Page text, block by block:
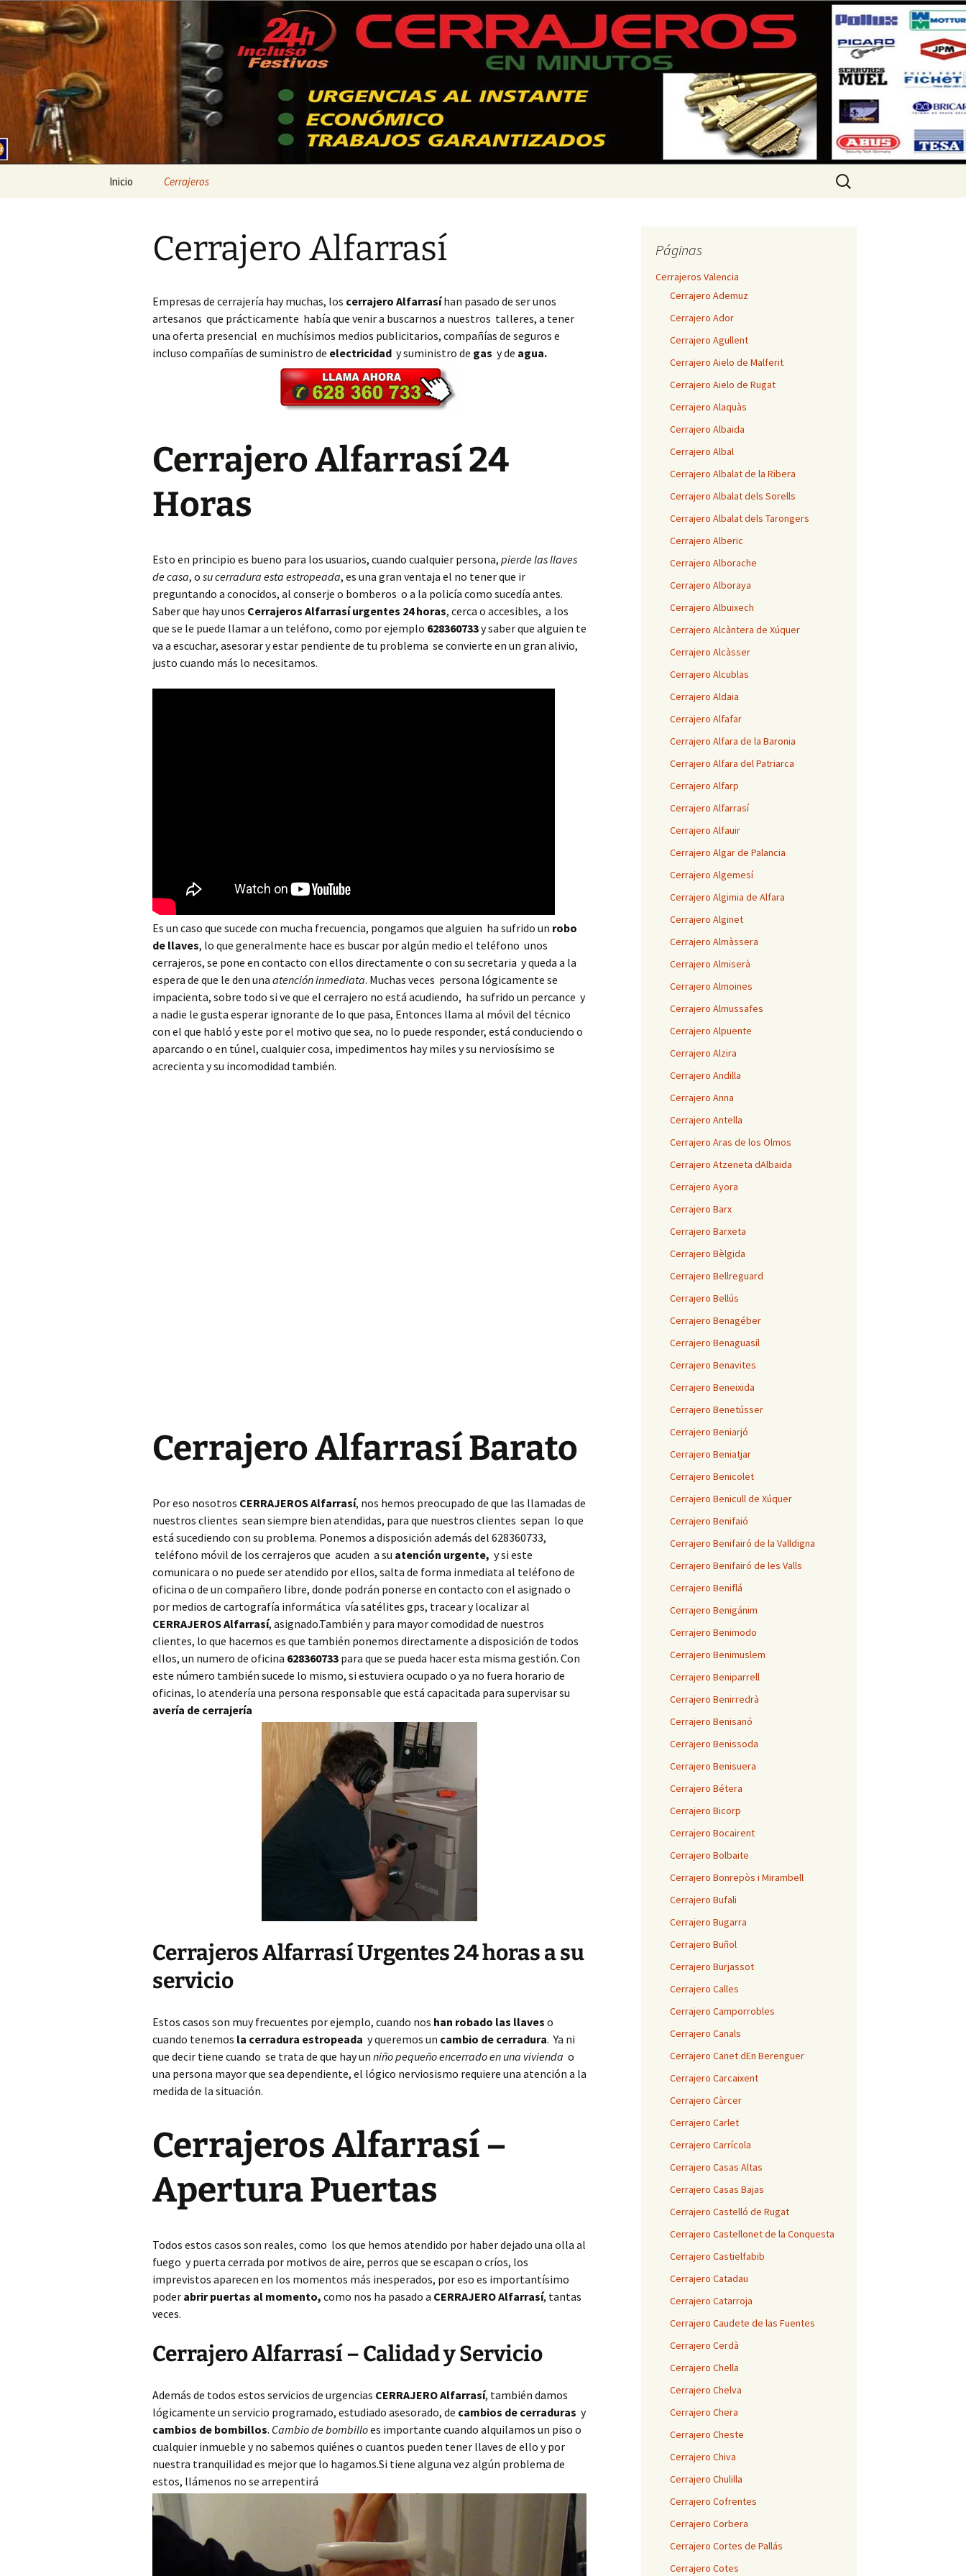
Ir
al
contenido
Cerrajeros Valencia – 628 360 733
Inicio Cerrajeros
Cerrajero Ador
Cerrajero Aielo de
Malferit
Cerrajero Aielo de Rugat
Cerrajero Albal
Cerrajero Albalat de la
Ribera
Cerrajero Albalat dels
Tarongers
Cerrajero Alberic
Cerrajero Alborache
Cerrajero Alfafar
Cerrajero Alfara de la
Baronia
Cerrajero Alfara del
Patriarca
Cerrajero Alfarp
Cerrajero Alfarrasí
Cerrajero Alfauir
Cerrajero Andilla
Cerrajero Antella
Cerrajero Aras de los
Olmos
Cerrajero Atzeneta
dAlbaida
Cerrajero Ayora
Cerrajero Barx
Cerrajero Barxeta
Buscar:
Cerrajero Alfarrasí
Empresas de cerrajería hay muchas, los cerrajero Alfarrasíhan pasado de ser unos
artesanos que prácticamente había que venir a buscarnos a nuestros talleres, a tener
una oferta presencial en muchísimos medios publicitarios, compañías de seguros e
incluso compañías de suministro de electricidad y suministro de gas y de agua.
Cerrajero Alfarrasí 24
Horas
Esto en principio es bueno para los usuarios, cuando cualquier persona, pierde las llaves
de casa, o su cerradura esta estropeada, es una gran ventaja el no tener que ir
preguntando a conocidos, al conserje o bomberos o a la policía como sucedía antes.
Saber que hay unos Cerrajeros Alfarrasí urgentes 24 horas, cerca o accesibles, a los
que se le puede llamar a un teléfono, como por ejemplo 628360733y saber que alguien te
va a escuchar, asesorar y estar pendiente de tu problema se convierte en un gran alivio,
justo cuando más lo necesitamos.
Es un caso que sucede con mucha frecuencia, pongamos que alguien ha sufrido un robo
de llaves, lo que generalmente hace es buscar por algún medio el teléfono unos
cerrajeros, se pone en contacto con ellos directamente o con su secretaria y queda a la
espera de que le den una atención inmediata. Muchas veces persona lógicamente se
impacienta, sobre todo si ve que el cerrajero no está acudiendo, ha sufrido un percance y
a nadie le gusta esperar ignorante de lo que pasa, Entonces llama al móvil del técnico
con el que habló y este por el motivo que sea, no lo puede responder, está conduciendo o
aparcando o en túnel, cualquier cosa, impedimentos hay miles y su nerviosísimo se
acrecienta y su incomodidad también.
Cerrajero Alfarrasí Barato
Por eso nosotros CERRAJEROS Alfarrasí, nos hemos preocupado de que las llamadas de
nuestros clientes sean siempre bien atendidas, para que nuestros clientes sepan lo que
está sucediendo con su problema. Ponemos a disposición además del 628360733,
teléfono móvil de los cerrajeros que acuden a su atención urgente, y si este
comunicara o no puede ser atendido por ellos, salta de forma inmediata al teléfono de
oficina o de un compañero libre, donde podrán ponerse en contacto con el asignado o
por medios de cartografía informática vía satélites gps, tracear y localizar al
CERRAJEROS Alfarrasí, asignado.También y para mayor comodidad de nuestros
clientes, lo que hacemos es que también ponemos directamente a disposición de todos
ellos, un numero de oficina 628360733 para que se pueda hacer esta misma gestión. Con
este número también sucede lo mismo, si estuviera ocupado o ya no fuera horario de
oficinas, lo atendería una persona responsable que está capacitada para supervisar su
avería de cerrajería
Cerrajeros Alfarrasí Urgentes 24 horas a su
servicio
Estos casos son muy frecuentes por ejemplo, cuando nos han robado las llaves o
cuando tenemos la cerradura estropeada y queremos un cambio de cerradura. Ya ni
que decir tiene cuando se trata de que hay un niño pequeño encerrado en una vivienda o
una persona mayor que sea dependiente, el lógico nerviosismo requiere una atención a la
medida de la situación.
Cerrajeros Alfarrasí –
Apertura Puertas
Todos estos casos son reales, como los que hemos atendido por haber dejado una olla al
fuego y puerta cerrada por motivos de aire, perros que se escapan o críos, los
imprevistos aparecen en los momentos más inesperados, por eso es importantísimo
poder abrir puertas al momento, como nos ha pasado a CERRAJERO Alfarrasí, tantas
veces.
Cerrajero Alfarrasí – Calidad y Servicio
Además de todos estos servicios de urgencias CERRAJERO Alfarrasí, también damos
lógicamente un servicio programado, estudiado asesorado, de cambios de cerraduras y
cambios de bombillos. Cambio de bombilloes importante cuando alquilamos un piso o
cualquier inmueble y no sabemos quiénes o cuantos pueden tener llaves de ello y por
nuestra tranquilidad es mejor que lo hagamos.Si tiene alguna vez algún problema de
estos, llámenos no se arrepentirá
Páginas
Cerrajeros Valencia
Cerrajero Ademuz
Cerrajero Ador
Cerrajero Agullent
Cerrajero Aielo de Malferit
Cerrajero Aielo de Rugat
Cerrajero Alaquàs
Cerrajero Albaida
Cerrajero Albal
Cerrajero Albalat de la Ribera
Cerrajero Albalat dels Sorells
Cerrajero Albalat dels Tarongers
Cerrajero Alberic
Cerrajero Alborache
Cerrajero Alboraya
Cerrajero Albuixech
Cerrajero Alcàntera de Xúquer
Cerrajero Alcàsser
Cerrajero Alcublas
Cerrajero Aldaia
Cerrajero Alfafar
Cerrajero Alfara de la Baronia
Cerrajero Alfara del Patriarca
Cerrajero Alfarp
Cerrajero Alfarrasí
Cerrajero Alfauir
Cerrajero Algar de Palancia
Cerrajero Algemesí
Cerrajero Algimia de Alfara
Cerrajero Alginet
Cerrajero Almàssera
Cerrajero Almiserà
Cerrajero Almoines
Cerrajero Almussafes
Cerrajero Alpuente
Cerrajero Alzira
Cerrajero Andilla
Cerrajero Anna
Cerrajero Antella
Cerrajero Aras de los Olmos
Cerrajero Atzeneta dAlbaida
Cerrajero Ayora
Cerrajero Barx
Cerrajero Barxeta
Cerrajero Bèlgida
Cerrajero Bellreguard
Cerrajero Bellús
Cerrajero Benagéber
Cerrajero Benaguasil
Cerrajero Benavites
Cerrajero Beneixida
Cerrajero Benetússer
Cerrajero Beniarjó
Cerrajero Beniatjar
Cerrajero Benicolet
Cerrajero Benicull de Xúquer
Cerrajero Benifaió
Cerrajero Benifairó de la Valldigna
Cerrajero Benifairó de les Valls
Cerrajero Beniflá
Cerrajero Benigánim
Cerrajero Benimodo
Cerrajero Benimuslem
Cerrajero Beniparrell
Cerrajero Benirredrà
Cerrajero Benisanó
Cerrajero Benissoda
Cerrajero Benisuera
Cerrajero Bétera
Cerrajero Bicorp
Cerrajero Bocairent
Cerrajero Bolbaite
Cerrajero Bonrepòs i Mirambell
Cerrajero Bufali
Cerrajero Bugarra
Cerrajero Buñol
Cerrajero Burjassot
Cerrajero Calles
Cerrajero Camporrobles
Cerrajero Canals
Cerrajero Canet dEn Berenguer
Cerrajero Carcaixent
Cerrajero Càrcer
Cerrajero Carlet
Cerrajero Carrícola
Cerrajero Casas Altas
Cerrajero Casas Bajas
Cerrajero Castelló de Rugat
Cerrajero Castellonet de la Conquesta
Cerrajero Castielfabib
Cerrajero Catadau
Cerrajero Catarroja
Cerrajero Caudete de las Fuentes
Cerrajero Cerdà
Cerrajero Chella
Cerrajero Chelva
Cerrajero Chera
Cerrajero Cheste
Cerrajero Chiva
Cerrajero Chulilla
Cerrajero Cofrentes
Cerrajero Corbera
Cerrajero Cortes de Pallás
Cerrajero Cotes